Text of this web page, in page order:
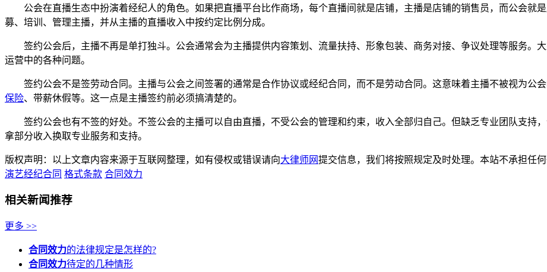
公会在直播生态中扮演着经纪人的角色。如果把直播平台比作商场，每个直播间就是店铺，主播是店铺的销售员，而公会就
募、培训、管理主播，并从主播的直播收入中按约定比例分成。
签约公会后，主播不再是单打独斗。公会通常会为主播提供内容策划、流量扶持、形象包装、商务对接、争议处理等服务。
运营中的各种问题。
签约公会不是签劳动合同。主播与公会之间签署的通常是合作协议或经纪合同，而不是劳动合同。这意味着主播不被视为公
保险、带薪休假等。这一点是主播签约前必须搞清楚的。
签约公会也有不签的好处。不签公会的主播可以自由直播，不受公会的管理和约束，收入全部归自己。但缺乏专业团队支持
拿部分收入换取专业服务和支持。
版权声明：以上文章内容来源于互联网整理，如有侵权或错误请向大律师网提交信息，我们将按照规定及时处理。本站不承担任何
演艺经纪合同 格式条款 合同效力
相关新闻推荐
更多 >>
合同效力的法律规定是怎样的?
合同效力待定的几种情形